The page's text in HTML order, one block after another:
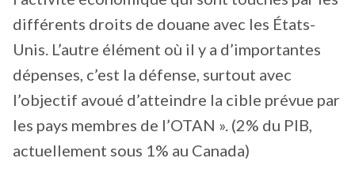
différents droits de douane avec les États-
Unis. L’autre élément où il y a d’importantes
dépenses, c’est la défense, surtout avec
l’objectif avoué d’atteindre la cible prévue par
les pays membres de l’OTAN ». (2% du PIB,
actuellement sous 1% au Canada)